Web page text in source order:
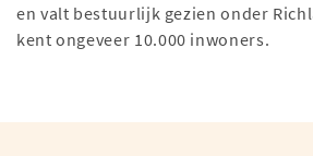
en valt bestuurlijk gezien onder
kent ongeveer 10.000 inwoners.